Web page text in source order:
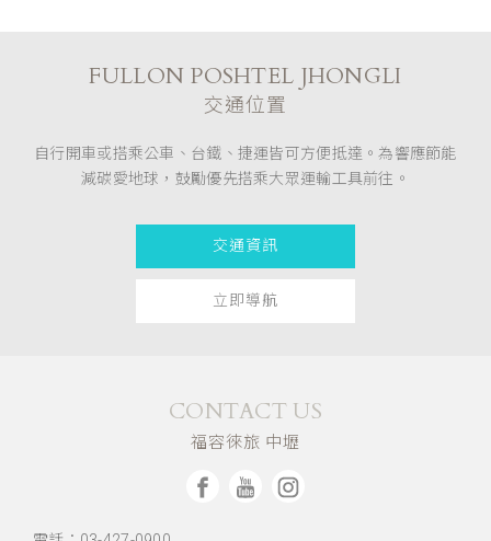
FULLON POSHTEL JHONGLI
交通位置
自行開車或搭乘公車、台鐵、捷運皆可方便抵達。為響應節能
減碳愛地球，鼓勵優先搭乘大眾運輸工具前往。
交通資訊
立即導航
CONTACT US
福容徠旅 中壢